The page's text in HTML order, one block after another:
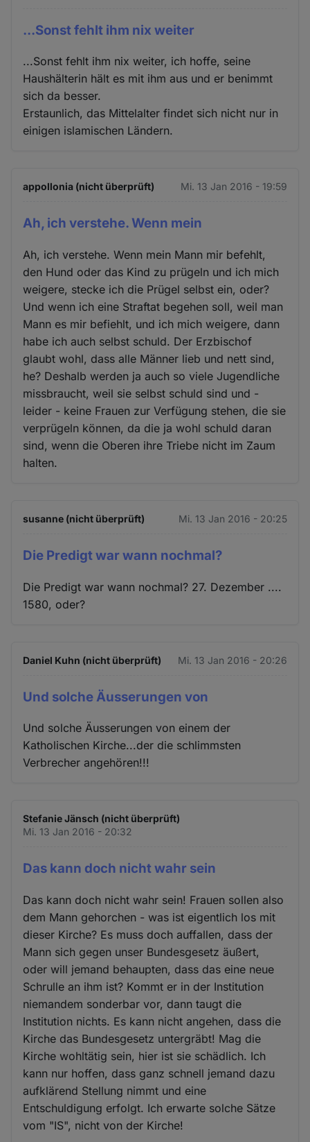
...Sonst fehlt ihm nix weiter
...Sonst fehlt ihm nix weiter, ich hoffe, seine
Haushälterin hält es mit ihm aus und er benimmt
sich da besser.
Erstaunlich, das Mittelalter findet sich nicht nur in
einigen islamischen Ländern.
appollonia (nicht überprüft) Mi. 13 Jan 2016 - 19:59
Ah, ich verstehe. Wenn mein
Ah, ich verstehe. Wenn mein Mann mir befehlt,
den Hund oder das Kind zu prügeln und ich mich
weigere, stecke ich die Prügel selbst ein, oder?
Und wenn ich eine Straftat begehen soll, weil man
Mann es mir befiehlt, und ich mich weigere, dann
habe ich auch selbst schuld. Der Erzbischof
glaubt wohl, dass alle Männer lieb und nett sind,
he? Deshalb werden ja auch so viele Jugendliche
missbraucht, weil sie selbst schuld sind und -
leider - keine Frauen zur Verfügung stehen, die sie
verprügeln können, da die ja wohl schuld daran
sind, wenn die Oberen ihre Triebe nicht im Zaum
halten.
susanne (nicht überprüft) Mi. 13 Jan 2016 - 20:25
Die Predigt war wann nochmal?
Die Predigt war wann nochmal? 27. Dezember ....
1580, oder?
Daniel Kuhn (nicht überprüft) Mi. 13 Jan 2016 - 20:26
Und solche Äusserungen von
Und solche Äusserungen von einem der
Katholischen Kirche...der die schlimmsten
Verbrecher angehören!!!
Stefanie Jänsch (nicht überprüft)
Mi. 13 Jan 2016 - 20:32
Das kann doch nicht wahr sein
Das kann doch nicht wahr sein! Frauen sollen also
dem Mann gehorchen - was ist eigentlich los mit
dieser Kirche? Es muss doch auffallen, dass der
Mann sich gegen unser Bundesgesetz äußert,
oder will jemand behaupten, dass das eine neue
Schrulle an ihm ist? Kommt er in der Institution
niemandem sonderbar vor, dann taugt die
Institution nichts. Es kann nicht angehen, dass die
Kirche das Bundesgesetz untergräbt! Mag die
Kirche wohltätig sein, hier ist sie schädlich. Ich
kann nur hoffen, dass ganz schnell jemand dazu
aufklärend Stellung nimmt und eine
Entschuldigung erfolgt. Ich erwarte solche Sätze
vom "IS", nicht von der Kirche!